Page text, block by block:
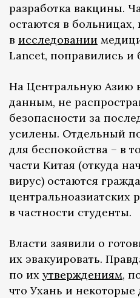
разработка вакцины.
остаются в больницах,
в исследовании
Lancet, поправились
На Центральную Азию
данным, не
безопасности за
усилены. Отдельный
для беспокойства – в
части Китая (откуда
вирус) остаются
центральноазиатских
в частности студенты.
Власти заявили о
их эвакуировать.
по их утверждениям,
что Ухань и некоторые